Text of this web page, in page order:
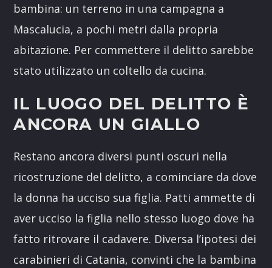
bambina: un terreno in una campagna a
Mascalucia, a pochi metri dalla propria
abitazione. Per commettere il delitto sarebbe
stato utilizzato un coltello da cucina.
IL LUOGO DEL DELITTO È
ANCORA UN GIALLO
Restano ancora diversi punti oscuri nella
ricostruzione del delitto, a cominciare da dove
la donna ha ucciso sua figlia. Patti ammette di
aver ucciso la figlia nello stesso luogo dove ha
fatto ritrovare il cadavere. Diversa l’ipotesi dei
carabinieri di Catania, convinti che la bambina